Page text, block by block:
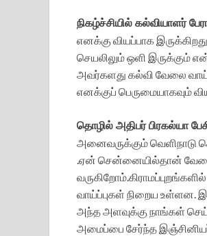
நிகழ்ச்சியில் கல்வியாளர்
எனக்கு வியப்பாக
செயலிலும் ஒளி இருக்கும்
அவர்களது கல்வி வேலை
எனக்குப் பெருமையாகவும்
தொழில் அதிபர் பிரகல்யா
அனைவருக்கும் வெளிநாடு
.ஏன் சென்னையில்தான் வேலை
வாய்ப்புகள் நிறைய உள்ளன.
அந்த அளவுக்கு நாங்கள்
அமைப்பை சேர்ந்த